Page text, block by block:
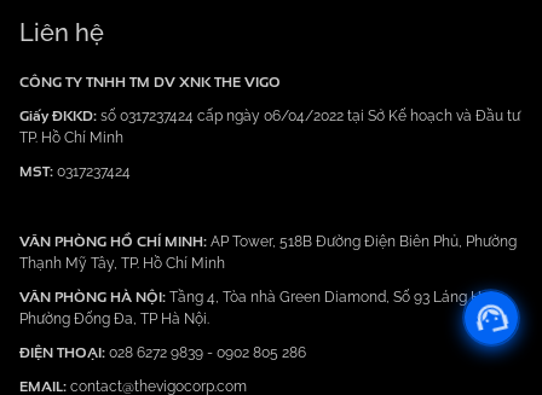
Liên hệ
CÔNG TY TNHH TM DV XNK THE VIGO
Giấy ĐKKD: số 0317237424 cấp ngày 06/04/2022 tại Sở Kế hoạch và Đầu tư
TP. Hồ Chí Minh
MST: 0317237424
VĂN PHÒNG HỒ CHÍ MINH: AP Tower, 518B Đường Điện Biên Phủ, Phường
Thạnh Mỹ Tây, TP. Hồ Chí Minh
VĂN PHÒNG HÀ NỘI: Tầng 4, Tòa nhà Green Diamond, Số 93 Láng Hạ,
Phường Đống Đa, TP Hà Nội.
ĐIỆN THOẠI: 028 6272 9839 - 0902 805 286
EMAIL: contact@thevigocorp.com